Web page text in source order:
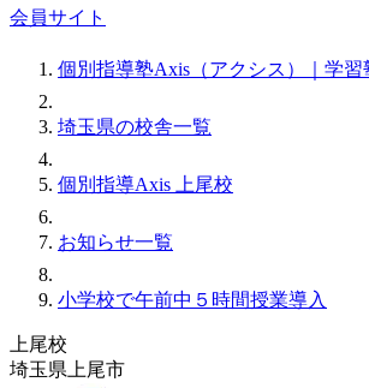
会員サイト
個別指導塾Axis（アクシス）｜学習
埼玉県の校舎一覧
個別指導Axis 上尾校
お知らせ一覧
小学校で午前中５時間授業導入
上尾校
埼玉県上尾市